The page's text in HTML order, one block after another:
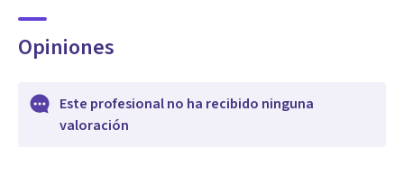
Opiniones
Este profesional no ha recibido ninguna
valoración